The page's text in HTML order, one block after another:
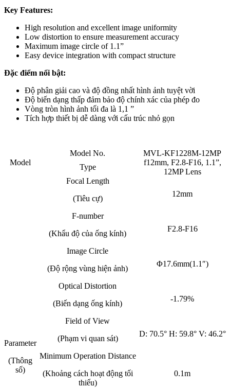
Key Features:
High resolution and excellent image uniformity
Low distortion to ensure measurement accuracy
Maximum image circle of 1.1”
Easy device integration with compact structure
Đặc điểm nổi bật:
Độ phân giải cao và độ đồng nhất hình ảnh tuyệt vời
Độ biến dạng thấp đảm bảo độ chính xác của phép đo
Vòng tròn hình ảnh tối đa là 1,1 ”
Tích hợp thiết bị dễ dàng với cấu trúc nhỏ gọn
Model
Model No.
MVL-KF1228M-12MP
Type
f12mm, F2.8-F16, 1.1”,
12MP Lens
Parameter
(Thông
số)
Focal Length
(Tiêu cự)
12mm
F-number
(Khẩu độ của ống kính)
F2.8-F16
Image Circle
(Độ rộng vùng hiện ảnh)
Φ17.6mm(1.1″)
Optical Distortion
(Biến dạng ống kính)
-1.79%
Field of View
(Phạm vi quan sát)
D: 70.5° H: 59.8° V: 46.2°
Minimum Operation Distance
(Khoảng cách hoạt động tối
thiểu)
0.1m